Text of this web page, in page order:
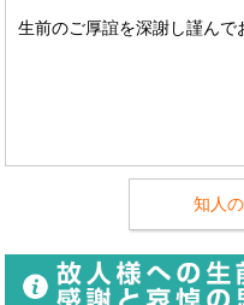
生前のご厚誼を深謝し謹んで
知人